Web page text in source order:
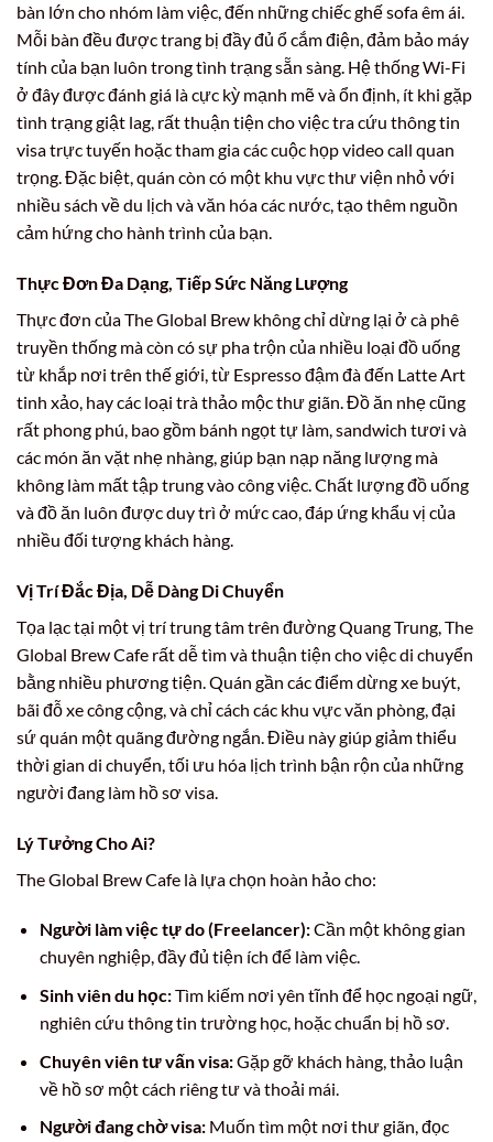
bàn lớn cho nhóm làm việc, đến những chiếc ghế sofa êm ái.
Mỗi bàn đều được trang bị đầy đủ ổ cắm điện, đảm bảo máy
tính của bạn luôn trong tình trạng sẵn sàng. Hệ thống Wi-Fi
ở đây được đánh giá là cực kỳ mạnh mẽ và ổn định, ít khi gặp
tình trạng giật lag, rất thuận tiện cho việc tra cứu thông tin
visa trực tuyến hoặc tham gia các cuộc họp video call quan
trọng. Đặc biệt, quán còn có một khu vực thư viện nhỏ với
nhiều sách về du lịch và văn hóa các nước, tạo thêm nguồn
cảm hứng cho hành trình của bạn.
Thực Đơn Đa Dạng, Tiếp Sức Năng Lượng
Thực đơn của The Global Brew không chỉ dừng lại ở cà phê
truyền thống mà còn có sự pha trộn của nhiều loại đồ uống
từ khắp nơi trên thế giới, từ Espresso đậm đà đến Latte Art
tinh xảo, hay các loại trà thảo mộc thư giãn. Đồ ăn nhẹ cũng
rất phong phú, bao gồm bánh ngọt tự làm, sandwich tươi và
các món ăn vặt nhẹ nhàng, giúp bạn nạp năng lượng mà
không làm mất tập trung vào công việc. Chất lượng đồ uống
và đồ ăn luôn được duy trì ở mức cao, đáp ứng khẩu vị của
nhiều đối tượng khách hàng.
Vị Trí Đắc Địa, Dễ Dàng Di Chuyển
Tọa lạc tại một vị trí trung tâm trên đường Quang Trung, The
Global Brew Cafe rất dễ tìm và thuận tiện cho việc di chuyển
bằng nhiều phương tiện. Quán gần các điểm dừng xe buýt,
bãi đỗ xe công cộng, và chỉ cách các khu vực văn phòng, đại
sứ quán một quãng đường ngắn. Điều này giúp giảm thiểu
thời gian di chuyển, tối ưu hóa lịch trình bận rộn của những
người đang làm hồ sơ visa.
Lý Tưởng Cho Ai?
The Global Brew Cafe là lựa chọn hoàn hảo cho:
Người làm việc tự do (Freelancer):Cần một không gian
chuyên nghiệp, đầy đủ tiện ích để làm việc.
Sinh viên du học:Tìm kiếm nơi yên tĩnh để học ngoại ngữ,
nghiên cứu thông tin trường học, hoặc chuẩn bị hồ sơ.
Chuyên viên tư vấn visa:Gặp gỡ khách hàng, thảo luận
về hồ sơ một cách riêng tư và thoải mái.
Người đang chờ visa:Muốn tìm một nơi thư giãn, đọc